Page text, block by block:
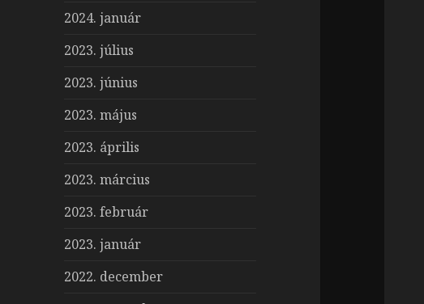
2024. január
2023. július
2023. június
2023. május
2023. április
2023. március
2023. február
2023. január
2022. december